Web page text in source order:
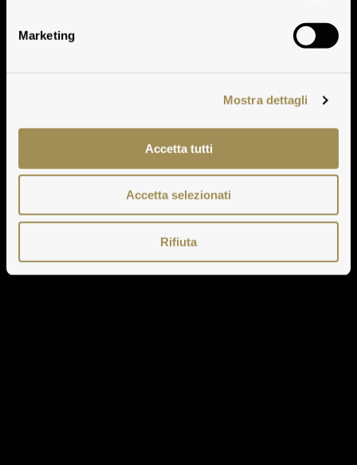
Marketing
Mostra dettagli
Accetta tutti
Accetta selezionati
Rifiuta